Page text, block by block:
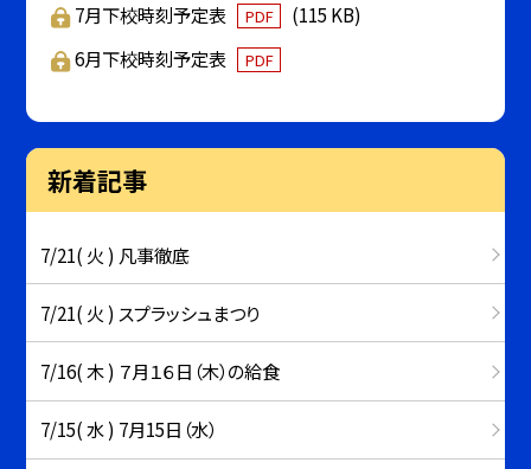
7月下校時刻予定表
PDF
(115 KB)
6月下校時刻予定表
PDF
新着記事
7/21( 火 ) 凡事徹底
7/21( 火 ) スプラッシュまつり
7/16( 木 ) ７月１６日（木）の給食
7/15( 水 ) 7月15日（水）